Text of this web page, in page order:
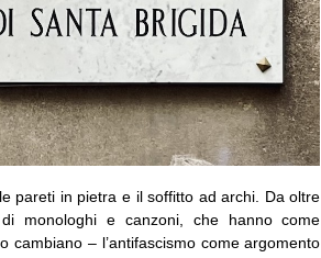
pareti in pietra e il soffitto ad archi. Da oltre
monologhi e canzoni, che hanno come
cambiano – l’antifascismo come argomento